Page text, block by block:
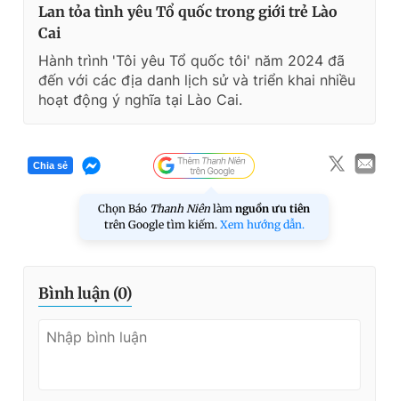
Lan tỏa tình yêu Tổ quốc trong giới trẻ Lào
Cai
Hành trình 'Tôi yêu Tổ quốc tôi' năm 2024 đã
đến với các địa danh lịch sử và triển khai nhiều
hoạt động ý nghĩa tại Lào Cai.
Chia sẻ
Chọn Báo Thanh Niên làm nguồn ưu tiên
trên Google tìm kiếm. Xem hướng dẫn.
Bình luận (0)